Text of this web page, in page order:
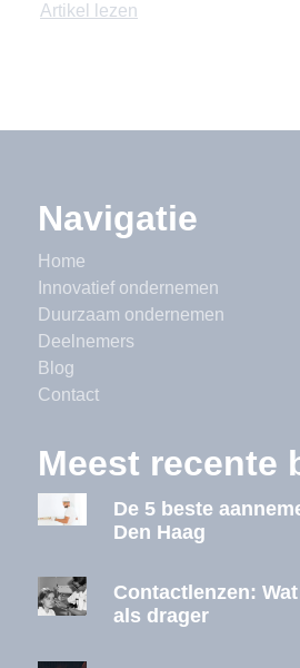
Artikel lezen
Navigatie
Home
Innovatief ondernemen
Duurzaam ondernemen
Deelnemers
Blog
Contact
Meest recente
De 5 beste
Den Haag
Contactlenzen:
als drager